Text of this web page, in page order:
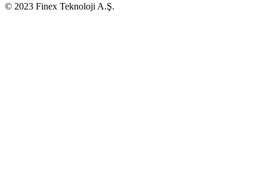
© 2023 Finex Teknoloji A.Ş.